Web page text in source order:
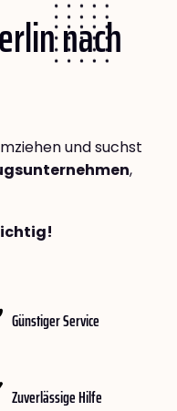
nach
und suchst
,
Günstiger Service
Zuverlässige Hilfe